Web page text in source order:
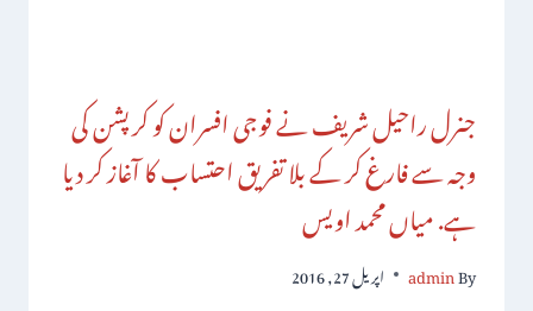
جنرل راحیل شریف نے فوجی افسران کو کرپشن کی
وجہ سے فارغ کر کے بلا تفریق احتساب کا آغاز کر دیا
ہے. میاں محمد اویس
By
admin اپریل 27, 2016